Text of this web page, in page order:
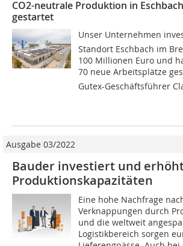
CO2-neutrale Produktion in
gestartet
Unser Unternehmen
Standort Eschbach im
100 Millionen Euro und
70 neue Arbeitsplätze
Gutex-Geschäftsführer
Ausgabe 03/2022
Bauder investiert und
Produktionskapazitäten
Eine hohe Nachfrage
Verknappungen durch
und die weltweit
Logistikbereich sorgen